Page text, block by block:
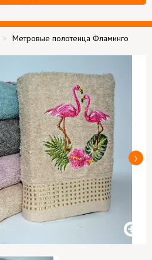
Метровые полотенца Фламинго